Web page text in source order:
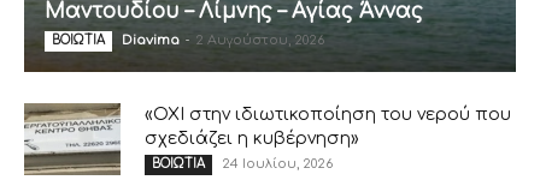
Μαντουδίου – Λίμνης – Αγίας Άννας
ΒΟΙΩΤΙΑ Diavima - 2 Αυγούστου, 2026
«ΟΧΙ στην ιδιωτικοποίηση του νερού που
σχεδιάζει η κυβέρνηση»
ΒΟΙΩΤΙΑ 24 Ιουλίου, 2026